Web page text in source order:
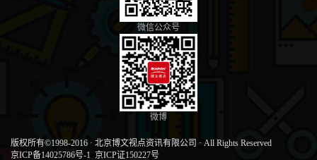
微信公众号
微博
版权所有©1998-2016 · 北京博文视点资讯有限公司 · All Rights Reserved
京ICP备14025786号-1 京ICP证150227号